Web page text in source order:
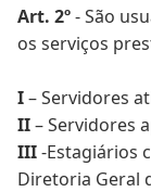
Art. 2º- São
os serviços
I– Servidores
II– Servidores
III-Estagiários
Diretoria Geral